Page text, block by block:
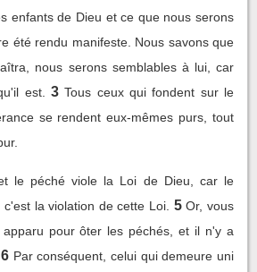
enfants de Dieu et ce que nous serons
été rendu manifeste. Nous savons que
nous serons semblables à lui, car
est.
3 Tous ceux qui fondent sur le
se rendent eux-mêmes purs, tout
le péché viole la Loi de Dieu, car le
la violation de cette Loi. 5 Or, vous
pour ôter les péchés, et il n'y a
6 Par conséquent, celui qui demeure uni